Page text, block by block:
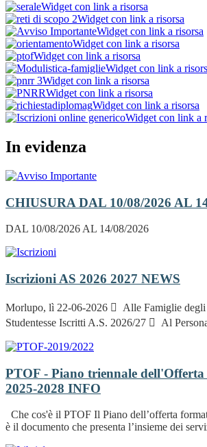
Widget con link a risorsa
Widget con link a risorsa
Widget con link a risorsa
Widget con link a risorsa
Widget con link a risorsa
Widget con link a
Widget con link a risorsa
Widget con link a risorsa
Widget con link a risorsa
Widget con link a
In evidenza
CHIUSURA DAL 10/08/2026 AL
DAL 10/08/2026 AL 14/08/2026
Iscrizioni AS 2026 2027 NEWS
Morlupo, lì 22-06-2026  Alle Famiglie degli
Studentesse Iscritti A.S. 2026/27  Al
PTOF - Piano triennale
2025-2028 INFO
Che cos'è il PTOF Il Piano dell’offerta
è il documento che presenta l’insieme dei